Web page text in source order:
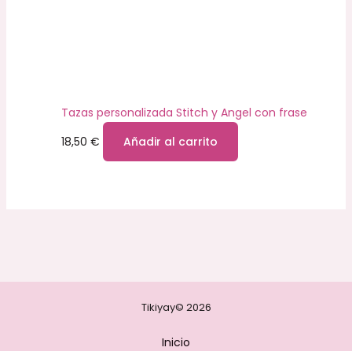
Tazas personalizada Stitch y Angel con frase
18,50 € Añadir al carrito
Tikiyay© 2026
Inicio